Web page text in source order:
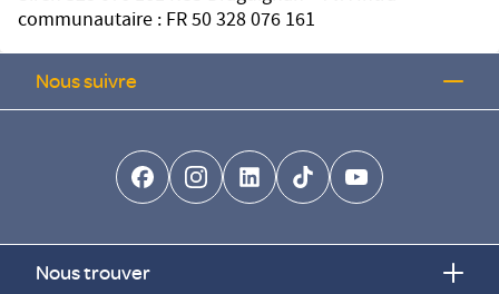
communautaire : FR 50 328 076 161
Nous suivre
facebook-brands
instagramlinkedin-brands
tiktok-brands
youtube
Nous trouver